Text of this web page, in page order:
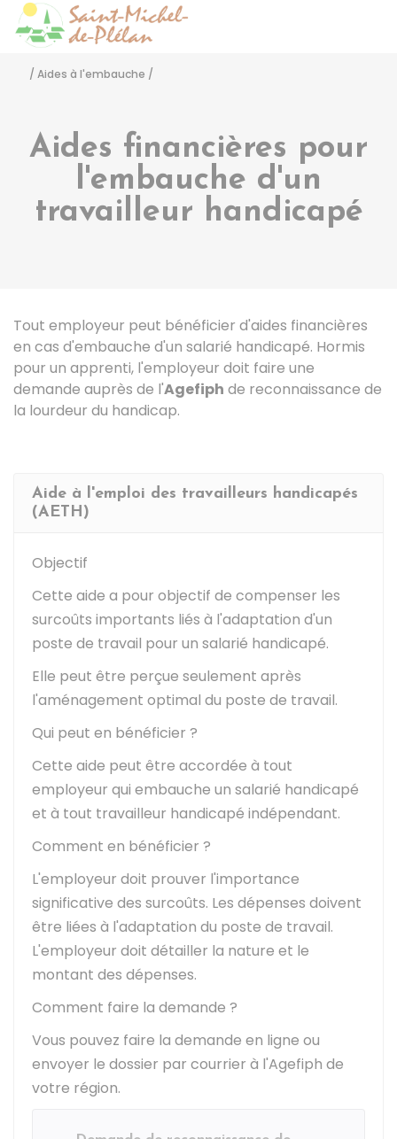
/ Aides à l'embauche /
Aides financières pour
l'embauche d'un
travailleur handicapé
Tout employeur peut bénéficier d'aides financières
en cas d'embauche d'un salarié handicapé. Hormis
pour un apprenti, l'employeur doit faire une
demande auprès de l'Agefiph de reconnaissance de
la lourdeur du handicap.
Aide à l'emploi des travailleurs handicapés
(AETH)
Objectif
Cette aide a pour objectif de compenser les
surcoûts importants liés à l'adaptation d'un
poste de travail pour un salarié handicapé.
Elle peut être perçue seulement après
l'aménagement optimal du poste de travail.
Qui peut en bénéficier ?
Cette aide peut être accordée à tout
employeur qui embauche un salarié handicapé
et à tout travailleur handicapé indépendant.
Comment en bénéficier ?
L'employeur doit prouver l'importance
significative des surcoûts. Les dépenses doivent
être liées à l'adaptation du poste de travail.
L'employeur doit détailler la nature et le
montant des dépenses.
Comment faire la demande ?
Vous pouvez faire la demande en ligne ou
envoyer le dossier par courrier à l'Agefiph de
votre région.